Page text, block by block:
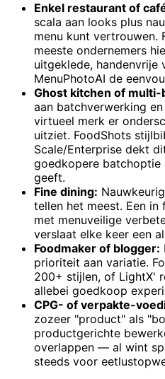
Enkel restaurant of
scala aan looks plus
menu kunt vertrouwen.
meeste ondernemers
uitgeklede, handenvrije
MenuPhotoAI de
Ghost kitchen of
aan batchverwerking
virtueel merk er
uitziet. FoodShots
Scale/Enterprise dekt
goedkopere
geeft.
Fine dining:
tellen het meest. Een
met menuveilige
verslaat elke keer een
Foodmaker of blogger:
prioriteit aan variatie.
200+ stijlen, of LightX'
allebei goedkoop
CPG- of verpakte-
zozeer "product" als
productgerichte
overlappen — al wint
steeds voor